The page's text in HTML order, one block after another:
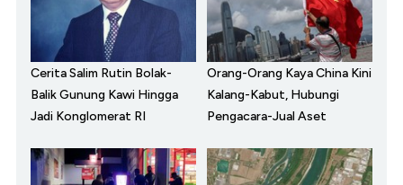
Cerita Salim Rutin Bolak-
Balik Gunung Kawi Hingga
Jadi Konglomerat RI
Orang-Orang Kaya China Kini
Kalang-Kabut, Hubungi
Pengacara-Jual Aset